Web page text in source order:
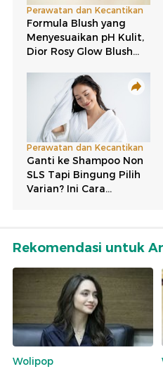
Rekomendasi untuk
Wolipop